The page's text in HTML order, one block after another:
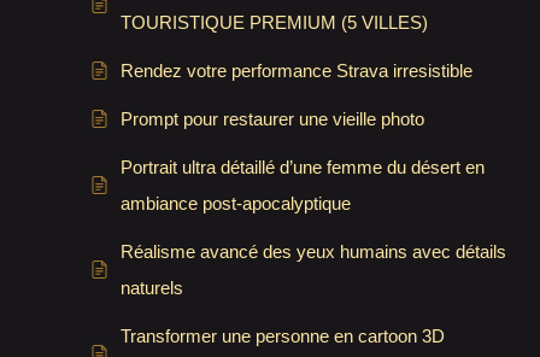
TOURISTIQUE PREMIUM (5 VILLES)
Rendez votre performance Strava irresistible
Prompt pour restaurer une vieille photo
Portrait ultra détaillé d’une femme du désert en
ambiance post-apocalyptique
Réalisme avancé des yeux humains avec détails
naturels
Transformer une personne en cartoon 3D